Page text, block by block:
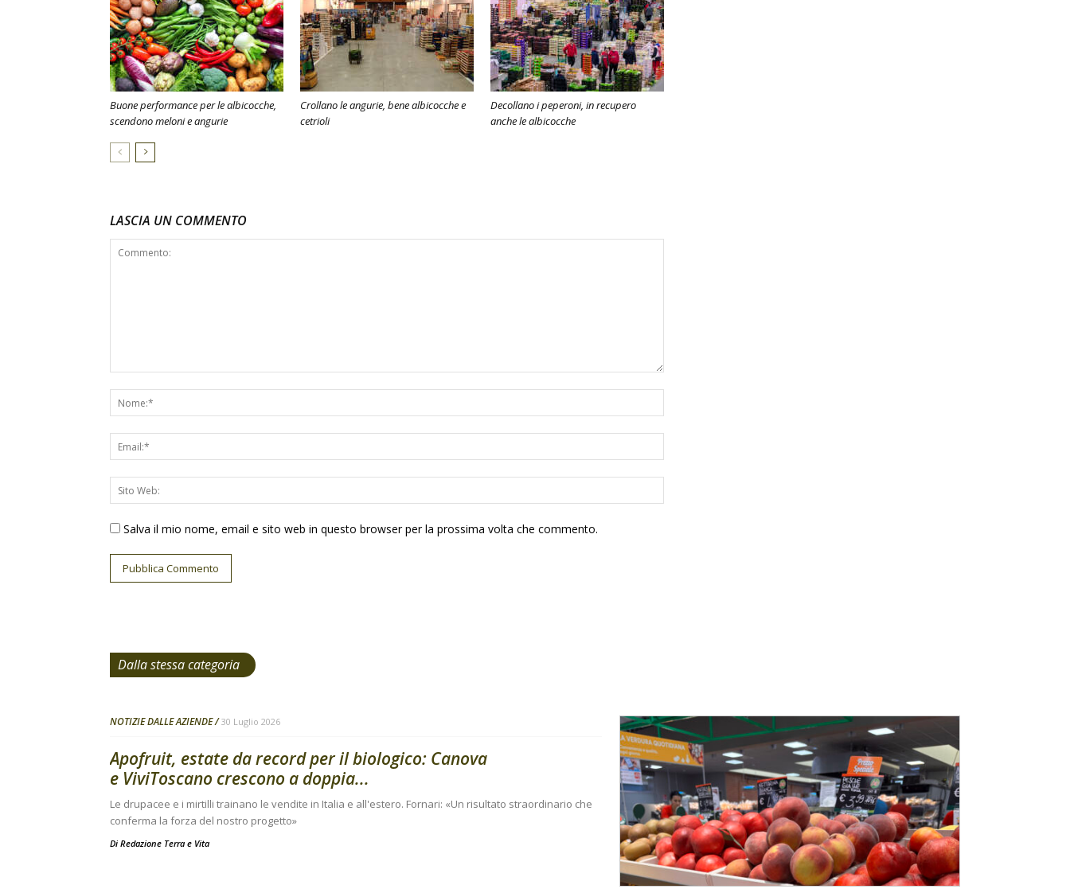
Buone performance per le albicocche,
scendono meloni e angurie
Crollano le angurie, bene albicocche e
cetrioli
Decollano i peperoni, in recupero
anche le albicocche
LASCIA UN COMMENTO
Salva il mio nome, email e sito web in questo browser per la prossima volta che commento.
Dalla stessa categoria
NOTIZIE DALLE AZIENDE 30 Luglio 2026
Apofruit, estate da record per il biologico: Canova
e ViviToscano crescono a doppia...
Le drupacee e i mirtilli trainano le vendite in Italia e all'estero. Fornari: «Un risultato straordinario che
conferma la forza del nostro progetto»
Di Redazione Terra e Vita